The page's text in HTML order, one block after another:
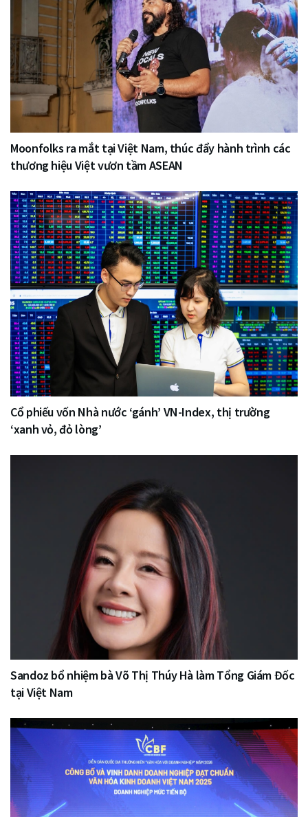
Moonfolks ra mắt tại Việt Nam, thúc đẩy hành trình các
thương hiệu Việt vươn tầm ASEAN
Cổ phiếu vốn Nhà nước ‘gánh’ VN-Index, thị trường
‘xanh vỏ, đỏ lòng’
Sandoz bổ nhiệm bà Võ Thị Thúy Hà làm Tổng Giám Đốc
tại Việt Nam